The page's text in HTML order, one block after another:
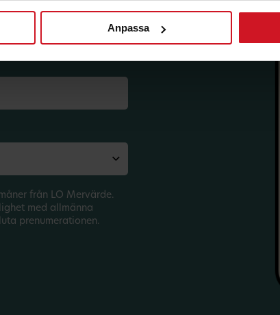
Anpassa
från LO Mervärde.
med allmänna
prenumerationen.